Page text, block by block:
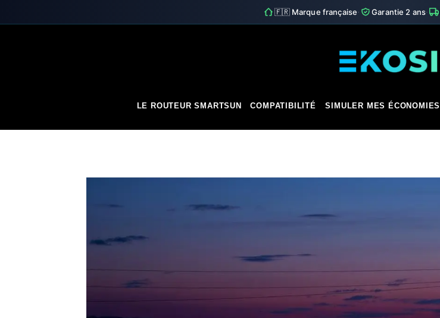
🇫🇷 Marque française· Garantie 2 ans·
LE ROUTEUR SMARTSUN COMPATIBILITÉ SIMULER MES ÉCONOMIES